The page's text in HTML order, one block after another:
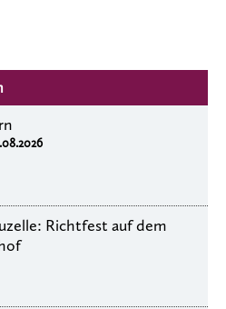
Richtfest auf dem